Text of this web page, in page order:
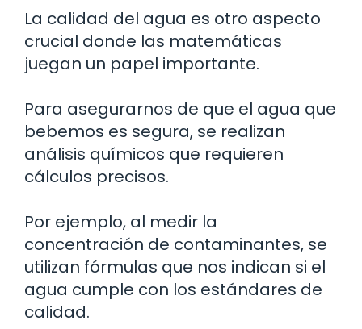
La calidad del agua es otro aspecto
crucial donde las matemáticas
juegan un papel importante.
Para asegurarnos de que el agua que
bebemos es segura, se realizan
análisis químicos que requieren
cálculos precisos.
Por ejemplo, al medir la
concentración de contaminantes, se
utilizan fórmulas que nos indican si el
agua cumple con los estándares de
calidad.